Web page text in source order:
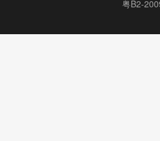
粤B2-